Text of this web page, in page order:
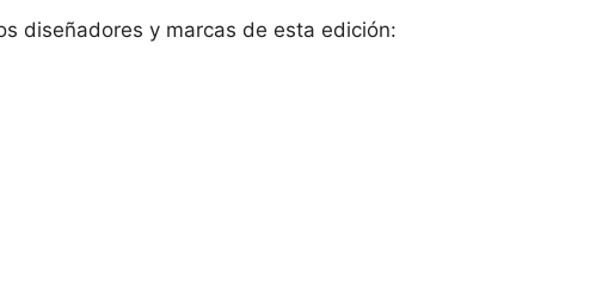
diseñadores y marcas de esta edición: